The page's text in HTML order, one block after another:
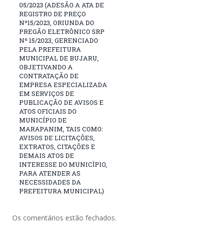
05/2023 (ADESÃO A ATA DE
REGISTRO DE PREÇO
Nº15/2023, ORIUNDA DO
PREGÃO ELETRÔNICO SRP
Nº 15/2023, GERENCIADO
PELA PREFEITURA
MUNICIPAL DE BUJARU,
OBJETIVANDO A
CONTRATAÇÃO DE
EMPRESA ESPECIALIZADA
EM SERVIÇOS DE
PUBLICAÇÃO DE AVISOS E
ATOS OFICIAIS DO
MUNICÍPIO DE
MARAPANIM, TAIS COMO:
AVISOS DE LICITAÇÕES,
EXTRATOS, CITAÇÕES E
DEMAIS ATOS DE
INTERESSE DO MUNICÍPIO,
PARA ATENDER AS
NECESSIDADES DA
PREFEITURA MUNICIPAL)
Os comentários estão fechados.